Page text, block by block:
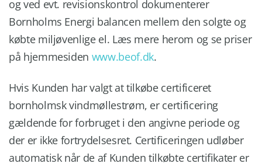
og ved evt. revisionskontrol dokumenterer
Bornholms Energi balancen mellem den solgte og
købte miljøvenlige el. Læs mere herom og se priser
på hjemmesiden www.beof.dk.
Hvis Kunden har valgt at tilkøbe certificeret
bornholmsk vindmøllestrøm, er certificering
gældende for forbruget i den angivne periode og
der er ikke fortrydelsesret. Certificeringen udløber
automatisk når de af Kunden tilkøbte certifikater er